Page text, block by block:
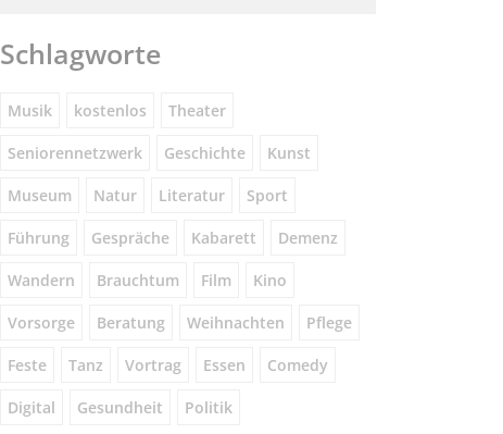
Schlagworte
Musik kostenlos Theater
Seniorennetzwerk Geschichte Kunst
Museum Natur Literatur Sport
Führung Gespräche Kabarett Demenz
Wandern Brauchtum Film Kino
Vorsorge Beratung Weihnachten Pflege
Feste Tanz Vortrag Essen Comedy
Digital Gesundheit Politik